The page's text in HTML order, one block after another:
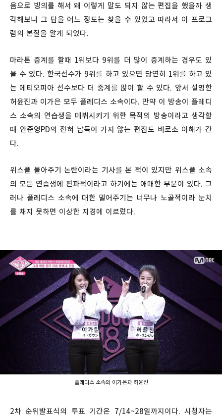
음으로 빙의를 해서 왜 이렇게 말도 되지 않는 편집을 했을까 생
각해보니 그 답을 어느 정도는 찾을 수 있었고 따라서 이 프로그
램의 본질을 알게 되었다.
마라톤 중계를 할때 1위보다 9위를 더 많이 중계하는 경우도 있
을 수 있다. 한국선수가 9위를 하고 있으면 당연히 1위를 하고 있
는 에티오피아 선수보다 더 중계를 많이 할 수 있다. 앞서 설명한
허윤진과 이가은 모두 플레디스 소속이다. 만약 이 방송이 플레디
스 소속의 연습생을 데뷔시키기 위한 목적의 방송이라고 생각할
때 안준영PD의 전혀 납득이 가지 않는 편집도 비로소 이해가 간
다.
위스플 몰아주기 논란이라는 기사를 본 적이 있지만 위스플 소속
의 모든 연습생에 편파적이라고 하기에는 애매한 부분이 있다. 그
러나 플레디스 소속에 대한 밀어주기는 너무나 노골적이라 눈치
를 채지 못하면 이상한 지경에 이르렀다.
플레디스 소속의 이가은과 허윤진
2차 순위발표식의 투표 기간은 7/14~28일까지이다. 시청자는